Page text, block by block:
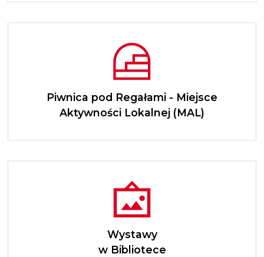
Piwnica pod Regałami - Miejsce
Aktywności Lokalnej (MAL)
Wystawy
w Bibliotece